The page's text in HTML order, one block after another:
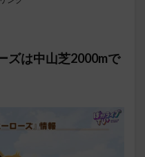
ズは中山芝2000mで